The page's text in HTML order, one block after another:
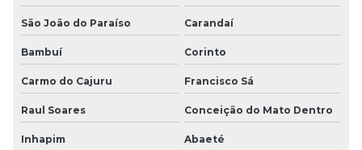
São João do Paraíso Carandaí
Bambuí Corinto
Carmo do Cajuru Francisco Sá
Raul Soares Conceição do Mato Dentro
Inhapim Abaeté